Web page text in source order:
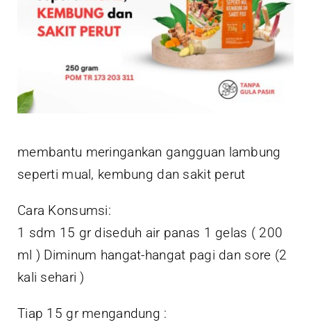
membantu meringankan gangguan lambung
seperti mual, kembung dan sakit perut
Cara Konsumsi:
1 sdm 15 gr diseduh air panas 1 gelas ( 200
ml ) Diminum hangat-hangat pagi dan sore (2
kali sehari )
Tiap 15 gr mengandung :